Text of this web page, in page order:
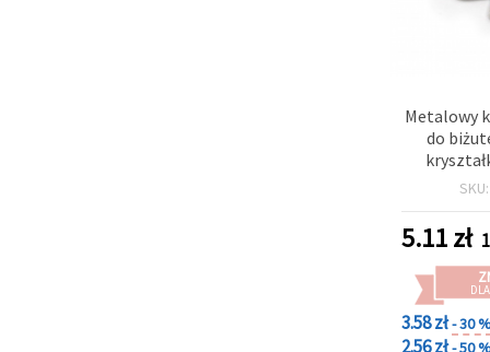
Metalowy
do
srebrny,SKU:
5.11zł
3.58 zł- 30
2.56 zł- 50